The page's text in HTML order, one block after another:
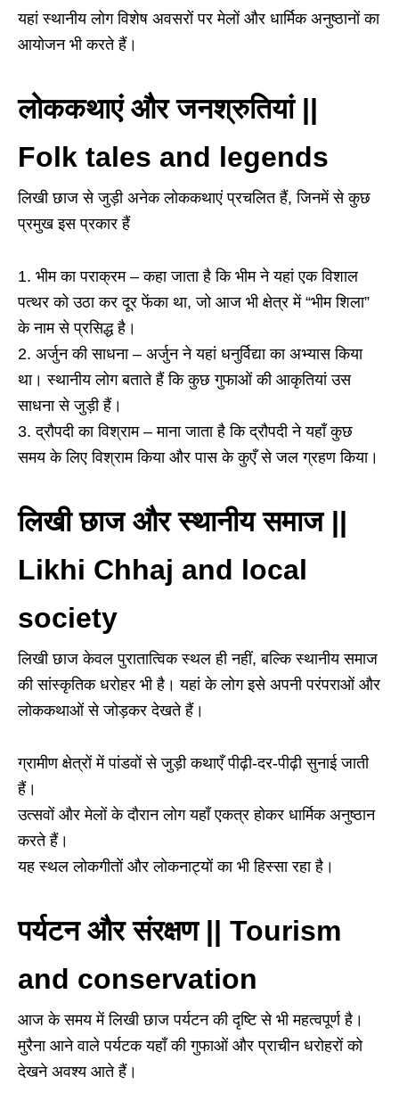
यहां स्थानीय लोग विशेष अवसरों पर मेलों और धार्मिक अनुष्ठानों का
आयोजन भी करते हैं।
लोककथाएं और जनश्रुतियां ||
Folk tales and legends
लिखी छाज से जुड़ी अनेक लोककथाएं प्रचलित हैं, जिनमें से कुछ
प्रमुख इस प्रकार हैं
1. भीम का पराक्रम – कहा जाता है कि भीम ने यहां एक विशाल
पत्थर को उठा कर दूर फेंका था, जो आज भी क्षेत्र में “भीम शिला”
के नाम से प्रसिद्ध है।
2. अर्जुन की साधना – अर्जुन ने यहां धनुर्विद्या का अभ्यास किया
था। स्थानीय लोग बताते हैं कि कुछ गुफाओं की आकृतियां उस
साधना से जुड़ी हैं।
3. द्रौपदी का विश्राम – माना जाता है कि द्रौपदी ने यहाँ कुछ
समय के लिए विश्राम किया और पास के कुएँ से जल ग्रहण किया।
लिखी छाज और स्थानीय समाज ||
Likhi Chhaj and local
society
लिखी छाज केवल पुरातात्विक स्थल ही नहीं, बल्कि स्थानीय समाज
की सांस्कृतिक धरोहर भी है। यहां के लोग इसे अपनी परंपराओं और
लोककथाओं से जोड़कर देखते हैं।
ग्रामीण क्षेत्रों में पांडवों से जुड़ी कथाएँ पीढ़ी-दर-पीढ़ी सुनाई जाती
हैं।
उत्सवों और मेलों के दौरान लोग यहाँ एकत्र होकर धार्मिक अनुष्ठान
करते हैं।
यह स्थल लोकगीतों और लोकनाट्यों का भी हिस्सा रहा है।
पर्यटन और संरक्षण || Tourism
and conservation
आज के समय में लिखी छाज पर्यटन की दृष्टि से भी महत्वपूर्ण है।
मुरैना आने वाले पर्यटक यहाँ की गुफाओं और प्राचीन धरोहरों को
देखने अवश्य आते हैं।